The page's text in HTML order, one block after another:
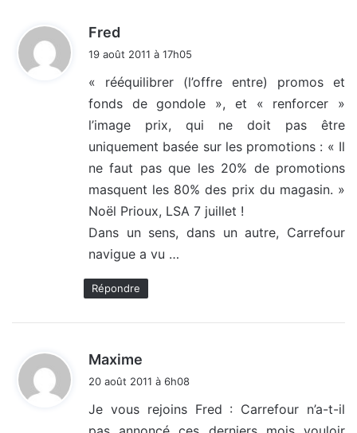
Fred
:
19 août 2011 à 17h05
« rééquilibrer (l’offre entre) promos et
fonds de gondole », et « renforcer »
l’image prix, qui ne doit pas être
uniquement basée sur les promotions : « Il
ne faut pas que les 20% de promotions
masquent les 80% des prix du magasin. »
Noël Prioux, LSA 7 juillet !
Dans un sens, dans un autre, Carrefour
navigue a vu …
Répondre
Maxime
:
20 août 2011 à 6h08
Je vous rejoins Fred : Carrefour n’a-t-il